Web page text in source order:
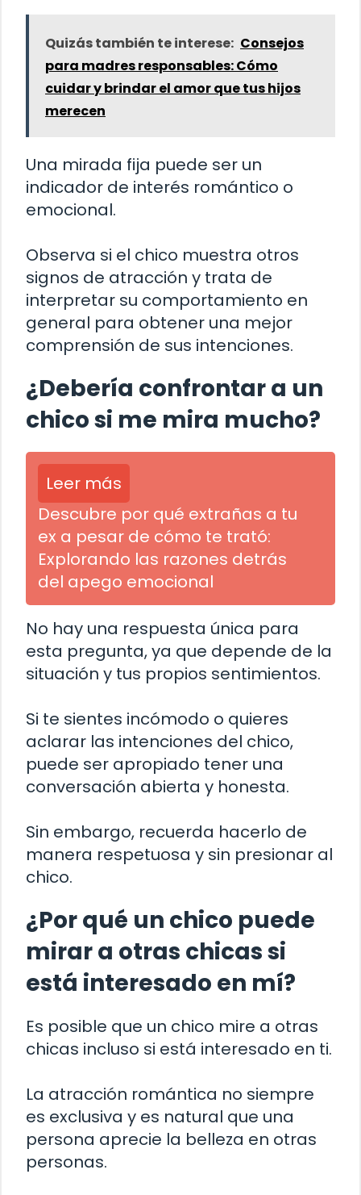
Quizás también te interese: Consejos
para madres responsables: Cómo
cuidar y brindar el amor que tus hijos
merecen
Una mirada fija puede ser un
indicador de interés romántico o
emocional.
Observa si el chico muestra otros
signos de atracción y trata de
interpretar su comportamiento en
general para obtener una mejor
comprensión de sus intenciones.
¿Debería confrontar a un
chico si me mira mucho?
Leer más
Descubre por qué extrañas a tu
ex a pesar de cómo te trató:
Explorando las razones detrás
del apego emocional
No hay una respuesta única para
esta pregunta, ya que depende de la
situación y tus propios sentimientos.
Si te sientes incómodo o quieres
aclarar las intenciones del chico,
puede ser apropiado tener una
conversación abierta y honesta.
Sin embargo, recuerda hacerlo de
manera respetuosa y sin presionar al
chico.
¿Por qué un chico puede
mirar a otras chicas si
está interesado en mí?
Es posible que un chico mire a otras
chicas incluso si está interesado en ti.
La atracción romántica no siempre
es exclusiva y es natural que una
persona aprecie la belleza en otras
personas.